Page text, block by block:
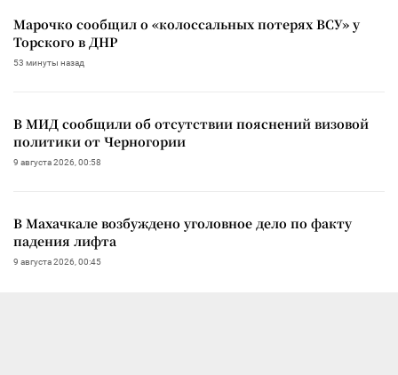
Марочко сообщил о «колоссальных потерях ВСУ» у
Торского в ДНР
53 минуты назад
В МИД сообщили об отсутствии пояснений визовой
политики от Черногории
9 августа 2026, 00:58
В Махачкале возбуждено уголовное дело по факту
падения лифта
9 августа 2026, 00:45